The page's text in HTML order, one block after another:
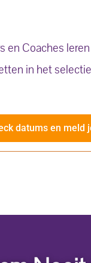
en Coaches
in het
datums en meld